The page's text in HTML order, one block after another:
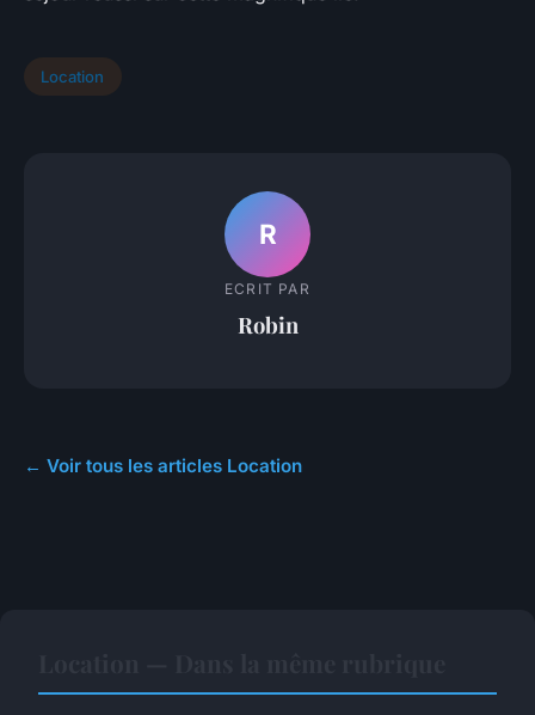
Location
R
ECRIT PAR
Robin
← Voir tous les articles Location